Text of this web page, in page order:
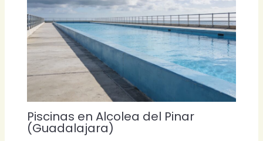
Piscinas en Alcolea del Pinar
(Guadalajara)